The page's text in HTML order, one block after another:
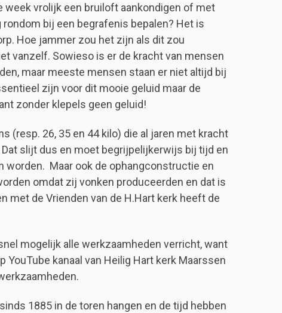
week vrolijk een bruiloft aankondigen of met
bij een begrafenis bepalen? Het is
Hoe jammer zou het zijn als dit zou
vanzelf. Sowieso is er de kracht van mensen
maar meeste mensen staan er niet altijd bij
zijn voor dit mooie geluid maar de
zonder klepels geen geluid!
(resp. 26, 35 en 44 kilo) die al jaren met kracht
slijt dus en moet begrijpelijkerwijs bij tijd en
worden. Maar ook de ophangconstructie en
omdat zij vonken produceerden en dat is
met de Vrienden van de H.Hart kerk heeft de
mogelijk alle werkzaamheden verricht, want
kanaal van Heilig Hart kerk Maarssen
1885 in de toren hangen en de tijd hebben